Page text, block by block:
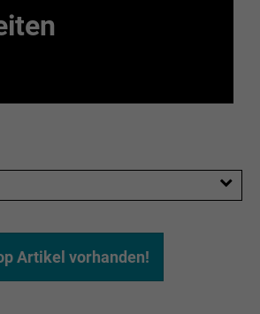
Artikel vorhanden!